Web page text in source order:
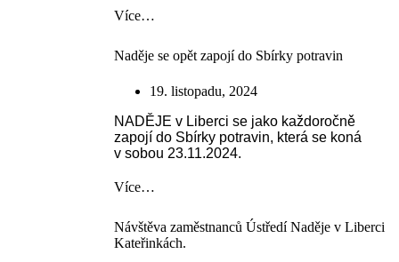
Více…
Naděje se opět zapojí do Sbírky potravin
19. listopadu, 2024
NADĚJE v Liberci se jako každoročně
zapojí do Sbírky potravin, která se koná
v sobou 23.11.2024.
Více…
Návštěva zaměstnanců Ústředí Naděje v Liberci
Kateřinkách.